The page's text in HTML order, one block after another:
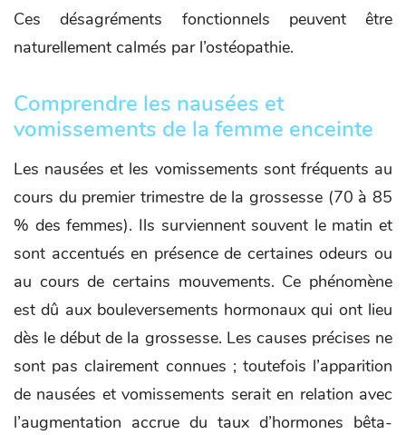
Ces désagréments fonctionnels peuvent être
naturellement calmés par l’ostéopathie.
Comprendre les nausées et
vomissements de la femme enceinte
Les nausées et les vomissements sont fréquents au
cours du premier trimestre de la grossesse (70 à 85
% des femmes). Ils surviennent souvent le matin et
sont accentués en présence de certaines odeurs ou
au cours de certains mouvements. Ce phénomène
est dû aux bouleversements hormonaux qui ont lieu
dès le début de la grossesse. Les causes précises ne
sont pas clairement connues ; toutefois l’apparition
de nausées et vomissements serait en relation avec
l’augmentation accrue du taux d’hormones bêta-